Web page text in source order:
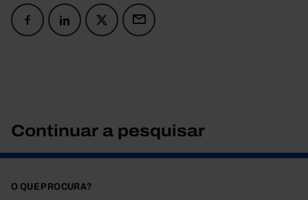
Continuar a pesquisar
O QUE PROCURA?